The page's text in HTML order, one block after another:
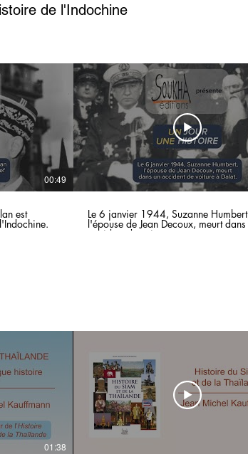
de l'Indochine
00:49
est Le 6 janvier 1944, Suzanne
l'épouse de Jean Decoux, meurt
accident de voiture...
01:38